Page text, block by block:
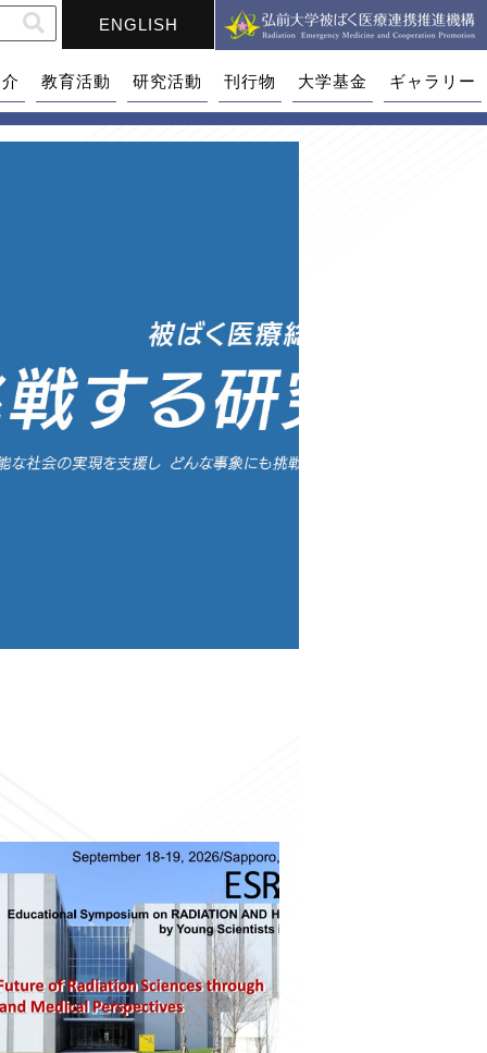
ENGLISH
教育活動 研究活動 刊行物 大学基金 ギャラリー